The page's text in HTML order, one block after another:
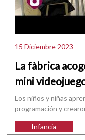
15 Diciembre 2023
La fàbrica
mini
Los niños y niñas
programación y
Infancia